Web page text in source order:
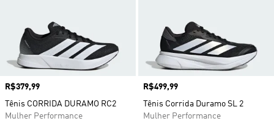
Preço
R$379,99
Tênis CORRIDA DURAMO RC2
Mulher Performance
Preço
R$499,99
Tênis Corrida Duramo SL 2
Mulher Performance